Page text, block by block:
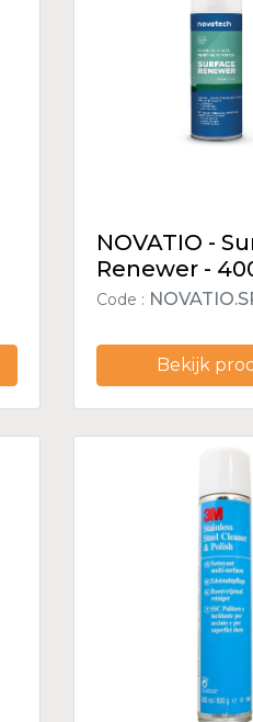
NOVATIO -
Renewer -
Code :
Bekijk